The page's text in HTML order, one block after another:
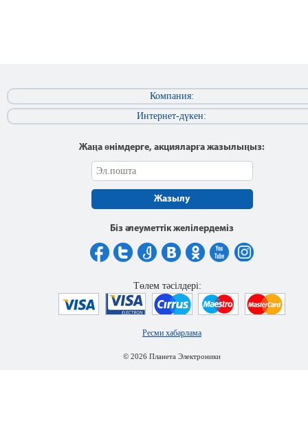
Компания:
Интернет-дүкен:
Жаңа өнімдерге, акцияларға жазылыңыз:
Жазылу
Біз әлеуметтік желілердеміз
Ресми хабарлама
© 2026 Планета Электроники
Төлем тәсілдері: